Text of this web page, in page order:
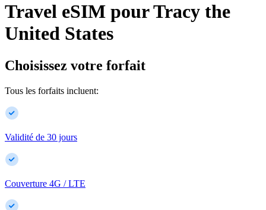
Travel eSIM pourTracy the
United States
Choisissez votre forfait
Tous les forfaits incluent:
Validité de 30 jours
Couverture 4G / LTE